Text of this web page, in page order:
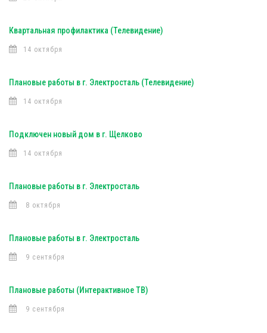
Квартальная профилактика (Телевидение)
14 октября
Плановые работы в г. Электросталь (Телевидение)
14 октября
Подключен новый дом в г. Щелково
14 октября
Плановые работы в г. Электросталь
8 октября
Плановые работы в г. Электросталь
9 сентября
Плановые работы (Интерактивное ТВ)
9 сентября